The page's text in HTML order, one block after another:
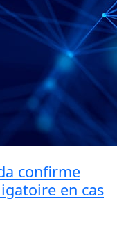
confirme
en cas